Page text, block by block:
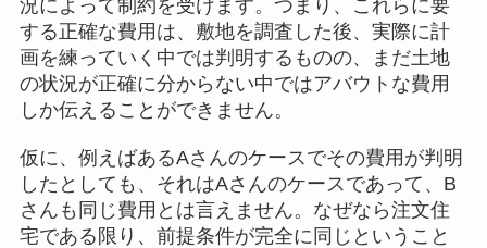
況によって制約を受けます。つまり、これらに要
する正確な費用は、敷地を調査した後、実際に計
画を練っていく中では判明するものの、まだ土地
の状況が正確に分からない中ではアバウトな費用
しか伝えることができません。
仮に、例えばあるAさんのケースでその費用が判明
したとしても、それはAさんのケースであって、B
さんも同じ費用とは言えません。なぜなら注文住
宅である限り、前提条件が完全に同じということ